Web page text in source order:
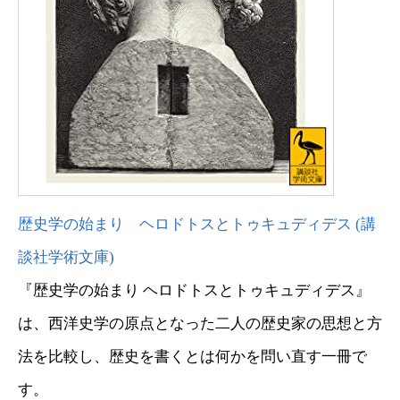
歴史学の始まり ヘロドトスとトゥキュディデス (講
談社学術文庫)
『歴史学の始まり ヘロドトスとトゥキュディデス』
は、西洋史学の原点となった二人の歴史家の思想と方
法を比較し、歴史を書くとは何かを問い直す一冊で
す。